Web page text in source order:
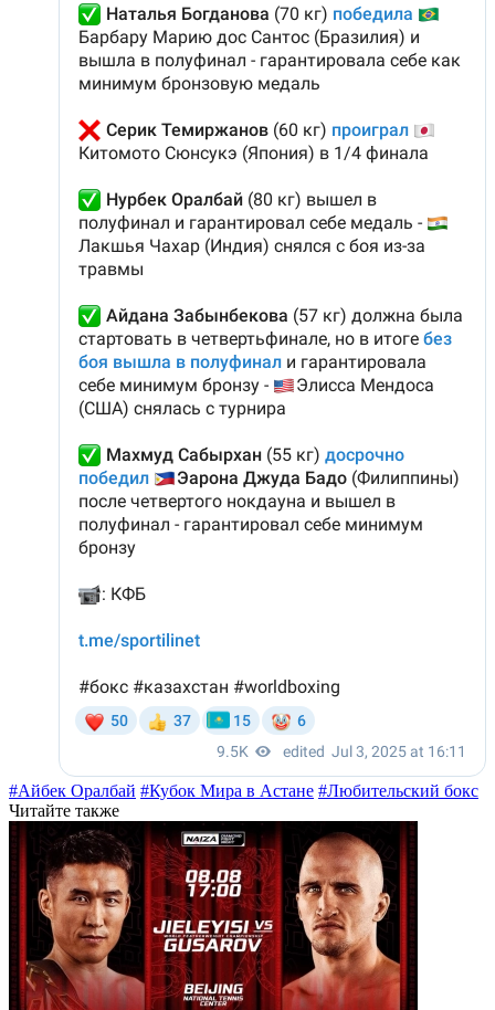
#Айбек Оралбай #Кубок Мира в Астане #Любительский бокс
Читайте также